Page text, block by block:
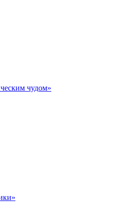
чудом»